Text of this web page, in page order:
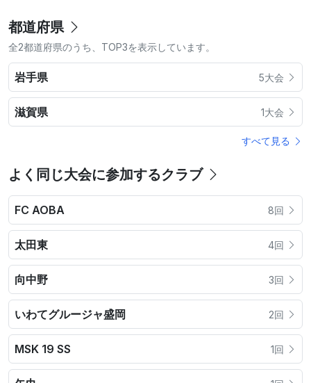
都道府県
全2都道府県のうち、TOP3を表示しています。
岩手県 5大会
滋賀県 1大会
すべて見る
よく同じ大会に参加するクラブ
FC AOBA 8回
太田東 4回
向中野 3回
いわてグルージャ盛岡 2回
MSK 19 SS 1回